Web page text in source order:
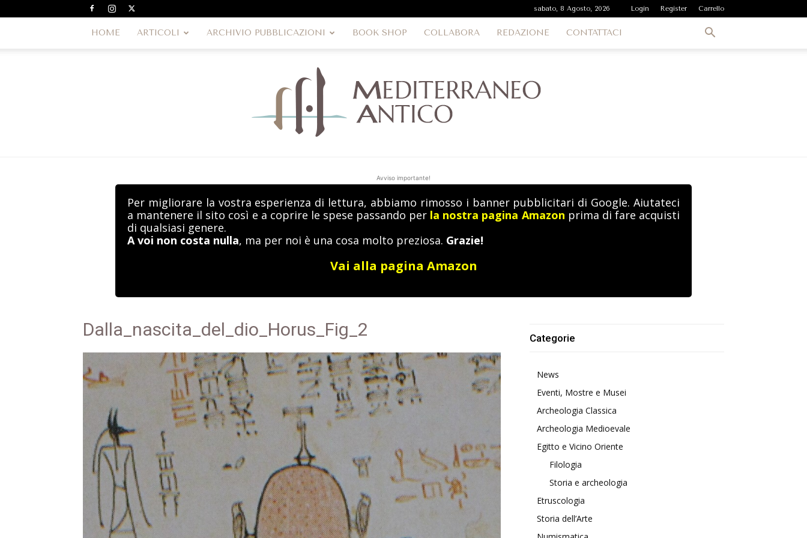
sabato, 8 Agosto, 2026 Login Register Carrello
HOME ARTICOLI ARCHIVIO PUBBLICAZIONI BOOK SHOP COLLABORA REDAZIONE CONTATTACI
MediterraneoAntico
Avviso importante!
Per migliorare la vostra esperienza di lettura, abbiamo rimosso i banner pubblicitari di Google. Aiutateci
a mantenere il sito così e a coprire le spese passando per la nostra pagina Amazon prima di fare acquisti
di qualsiasi genere.
A voi non costa nulla, ma per noi è una cosa molto preziosa. Grazie!
Vai alla pagina Amazon
Dalla_nascita_del_dio_Horus_Fig_2 Categorie
News
Eventi, Mostre e Musei
Archeologia Classica
Archeologia Medioevale
Egitto e Vicino Oriente
Filologia
Storia e archeologia
Etruscologia
Storia dell’Arte